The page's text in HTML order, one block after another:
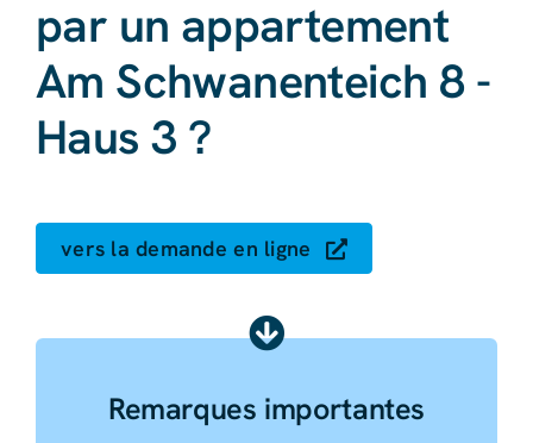
par un appartement
Am Schwanenteich 8 -
Haus 3 ?
vers la demande en ligne
Remarques importantes